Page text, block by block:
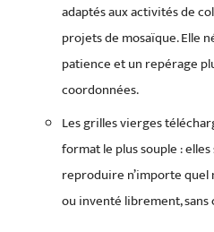
adaptés aux activités de
projets de mosaïque. Elle
patience et un repérage
coordonnées.
Les grilles vierges
format le plus souple :
reproduire n’importe
ou inventé librement,